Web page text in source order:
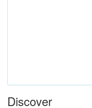
Discover